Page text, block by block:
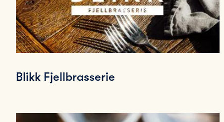
Blikk Fjellbrasserie